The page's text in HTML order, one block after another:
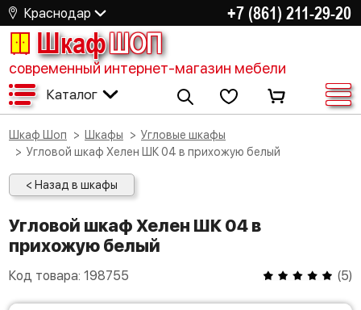
Краснодар +7 (861) 211-29-20
ШкафШОП
современный интернет-магазин мебели
Каталог
Шкаф Шоп Шкафы
Угловые шкафы
Угловой шкаф Хелен ШК 04 в прихожую белый
< Назад в шкафы
Угловой шкаф Хелен ШК 04 в
прихожую белый
Код товара: 198755 (5)